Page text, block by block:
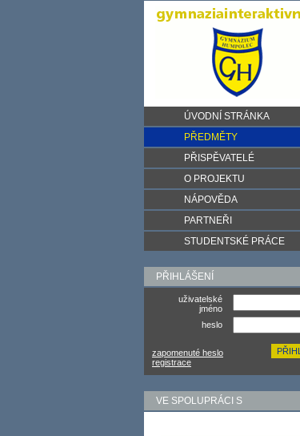
ÚVODNÍ STRÁNKA
PŘEDMĚTY
PŘISPĚVATELÉ
O PROJEKTU
NÁPOVĚDA
PARTNEŘI
STUDENTSKÉ PRÁCE
PŘIHLÁŠENÍ
uživatelské
jméno
heslo
zapomenuté heslo
registrace
VE SPOLUPRÁCI S